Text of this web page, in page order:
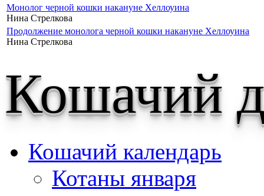
Монолог черной кошки накануне Хеллоуина
Нина Стрелкова
Продолжение монолога черной кошки накануне Хеллоуина
Нина Стрелкова
Кошачий
Кошачий календарь
Котаны января